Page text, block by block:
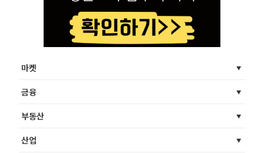
마켓
금융
부동산
산업